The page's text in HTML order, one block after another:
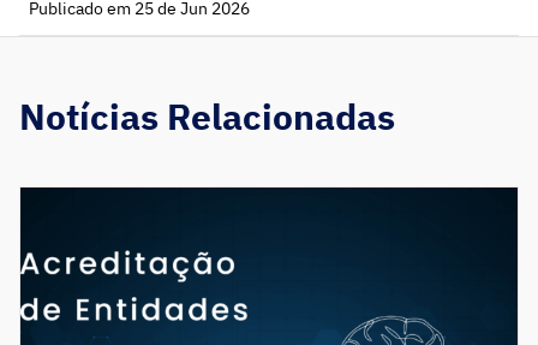
Publicado em 25 de Jun 2026
Notícias Relacionadas